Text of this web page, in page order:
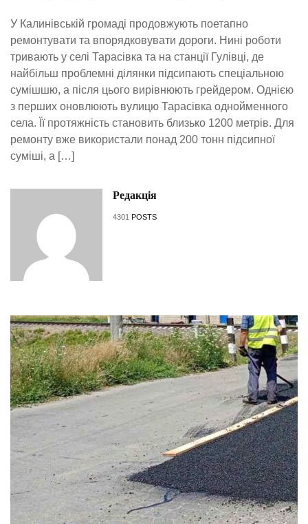
У Калинівській громаді продовжують поетапно
ремонтувати та впорядковувати дороги. Нині роботи
тривають у селі Тарасівка та на станції Гулівці, де
найбільш проблемні ділянки підсипають спеціальною
сумішшю, а після цього вирівнюють грейдером. Однією
з перших оновлюють вулицю Тарасівка однойменного
села. Її протяжність становить близько 1200 метрів. Для
ремонту вже використали понад 200 тонн підсипної
суміші, а […]
Редакція
4301 POSTS